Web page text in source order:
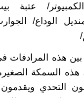
عتبة
الوداع/
بين هذه
السمكة
التحدي